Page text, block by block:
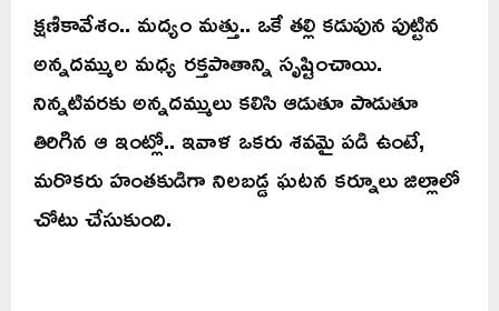
క్షణికావేశం.. మద్యం మత్తు.. ఒకే తల్లి కడుపున పుట్టిన
అన్నదమ్ముల మధ్య రక్తపాతాన్ని సృష్టించాయి.
నిన్నటివరకు అన్నదమ్ములు కలిసి ఆడుతూ పాడుతూ
తిరిగిన ఆ ఇంట్లో.. ఇవాళ ఒకరు శవమై పడి ఉంటే,
మరొకరు హంతకుడిగా నిలబడ్డ ఘటన కర్నూలు జిల్లాలో
చోటు చేసుకుంది.